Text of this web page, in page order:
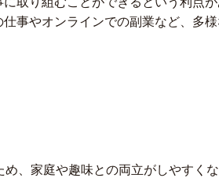
事やオンラインでの副業など、多
、家庭や趣味との両立がしやすくな